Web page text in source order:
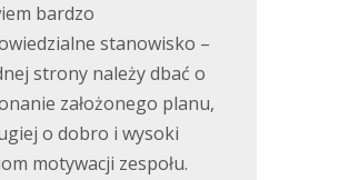
bardzo
stanowisko –
strony należy dbać o
założonego planu,
o dobro i wysoki
motywacji zespołu.